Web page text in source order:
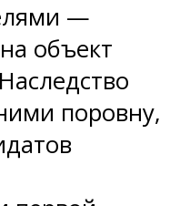
—
объект
поровну,